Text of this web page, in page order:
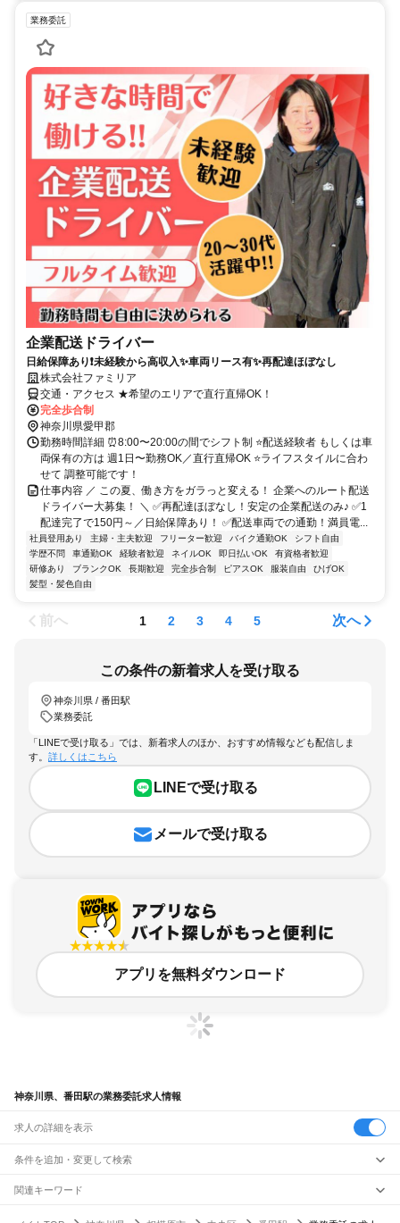
業務委託
企業配送ドライバー
日給保障あり❗未経験から高収入✨車両リース有✨再配達ほぼなし
株式会社ファミリア
交通・アクセス ★希望のエリアで直行直帰OK！
完全歩合制
神奈川県愛甲郡
勤務時間詳細 ⏰8:00〜20:00の間でシフト制 ⭐配送経験者 もしくは車
両保有の方は 週1日〜勤務OK／直行直帰OK ⭐ライフスタイルに合わ
せて 調整可能です！
仕事内容 ／ この夏、働き方をガラっと変える！ 企業へのルート配送
ドライバー大募集！ ＼ ✅再配達ほぼなし！安定の企業配送のみ♪ ✅1
配達完了で150円～／日給保障あり！ ✅配送車両での通勤！満員電...
社員登用あり 主婦・主夫歓迎 フリーター歓迎 バイク通勤OK
シフト自由
学歴不問
車通勤OK 経験者歓迎 ネイルOK 即日払いOK
有資格者歓迎
研修あり
ブランクOK 長期歓迎 完全歩合制 ピアスOK 服装自由
ひげOK
髪型・髪色自由
前へ 1 2 3 4 5 次へ
この条件の新着求人を受け取る
神奈川県 / 番田駅
業務委託
「LINEで受け取る」では、新着求人のほか、おすすめ情報なども配信しま
す。 詳しくはこちら
LINEで受け取る
メールで受け取る
アプリを無料ダウンロード
神奈川県、番田駅の業務委託求人情報
求人の詳細を表示
条件を追加・変更して検索
市区町村を追加・変更
駅を追加・変更
関連キーワード